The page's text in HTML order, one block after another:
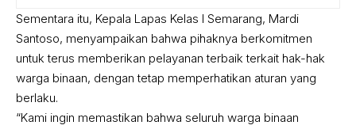
Sementara itu, Kepala Lapas Kelas I Semarang, Mardi
Santoso, menyampaikan bahwa pihaknya berkomitmen
untuk terus memberikan pelayanan terbaik terkait hak-hak
warga binaan, dengan tetap memperhatikan aturan yang
berlaku.
“Kami ingin memastikan bahwa seluruh warga binaan